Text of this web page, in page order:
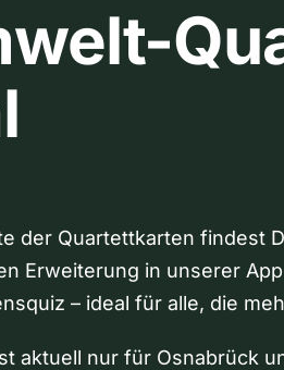
der Quartettkarten findest
Erweiterung in unserer
– ideal für alle, die
aktuell nur für Osnabrück